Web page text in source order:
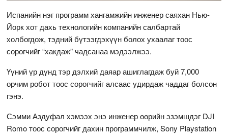
Испанийн нэг программ хангамжийн инженер саяхан Нью-
Йорк хот дахь технологийн компанийн салбартай
холбогдож, тэдний бүтээгдэхүүн болох ухаалаг тоос
сорогчийг “хакдаж” чадсанаа мэдээлжээ.
Үүний үр дүнд тэр дэлхий даяар ашиглагдаж буй 7,000
орчим робот тоос сорогчийг алсаас удирдаж чаддаг болсон
гэнэ.
Сэмми Аздуфал хэмээх энэ инженер өөрийн эзэмшдэг DJI
Romo тоос сорогчийг дахин программчилж, Sony Playstation